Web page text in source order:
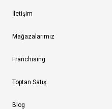
İletişim
Mağazalarımız
Franchising
Toptan Satış
Blog